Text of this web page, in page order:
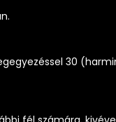
30